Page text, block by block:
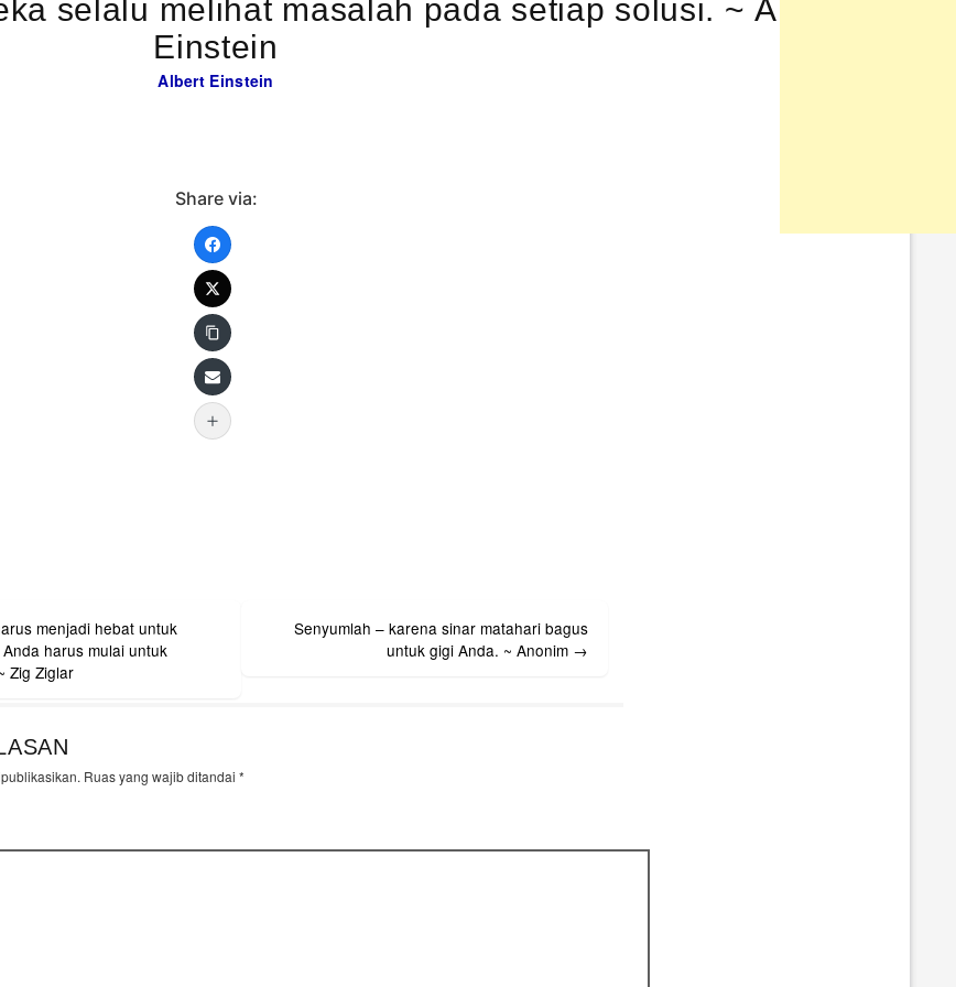
selalu melihat masalah pada setiap solusi. ~ Albert
Einstein
Albert Einstein
Share via:
menjadi hebat untuk
harus mulai untuk
menjadi hebat ~ Zig Ziglar
Senyumlah – karena sinar matahari bagus
untuk gigi Anda. ~ Anonim →
Ruas yang wajib ditandai*